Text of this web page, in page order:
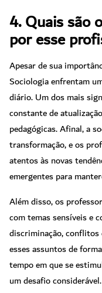
4. Quais são
por esse
Apesar de sua
Sociologia enfrentam
diário. Um dos mais
constante de
pedagógicas. Afinal, a
transformação, e os
atentos às novas
emergentes para
Além disso, os
com temas sensíveis e
discriminação,
esses assuntos de
tempo em que se
um desafio considerável.